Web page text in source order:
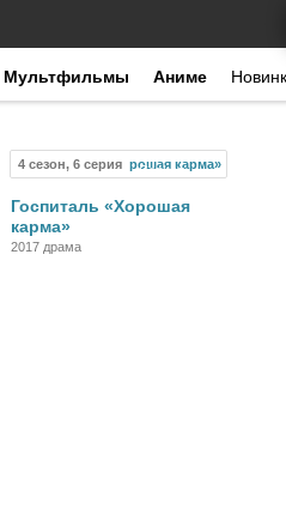
Мультфильмы Аниме
4 сезон, 6 серия Сериал
Госпиталь «Хорошая
карма»
2017 драма